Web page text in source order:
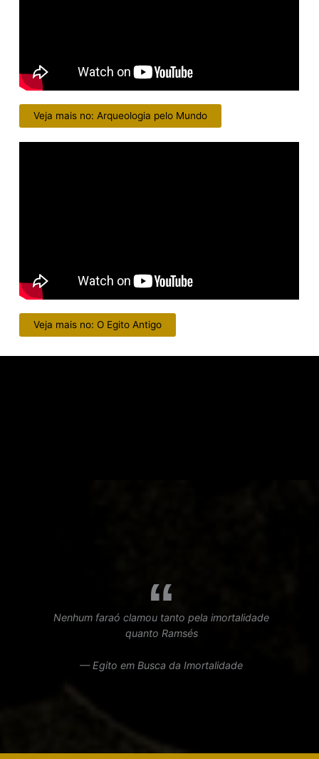
Veja mais no: Arqueologia pelo Mundo
Veja mais no: O Egito Antigo
Nenhum faraó clamou tanto pela imortalidade
quanto Ramsés
— Egito em Busca da Imortalidade